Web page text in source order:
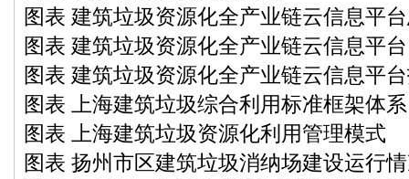
图表 建筑垃圾资源化全产业链云信息平
图表 建筑垃圾资源化全产业链云信息平
图表 建筑垃圾资源化全产业链云信息平
图表 上海建筑垃圾综合利用标准框架体系
图表 上海建筑垃圾资源化利用管理模式
图表 扬州市区建筑垃圾消纳场建设运行